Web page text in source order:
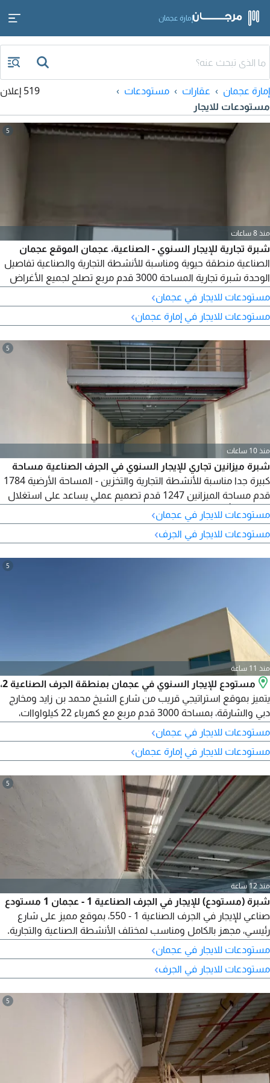
إمارة عجمان
إمارة عجمان عقارات
مستودعات
مستودعات للايجار
519 إعلان
5
منذ 8 ساعات
شبرة تجارية للإيجار السنوي - الصناعية، عجمان الموقع عجمان
الصناعية منطقة حيوية ومناسبة للأنشطة التجارية والصناعية تفاصيل
الوحدة شبرة تجارية المساحة 3000 قدم مربع تصلح لجميع الأغراض
درهم الدفع 4 الى 6 دفعات التأمين 10% كاش متاحة الآن للتواصل
واتساب اتصال + واتساب 0507104
مستودعات للايجار في عجمان›
مستودعات للايجار في إمارة عجمان›
5
منذ 10 ساعات
شبرة ميزانين تجاري للإيجار السنوي في الجرف الصناعية مساحة
كبيرة جدا مناسبة للأنشطة التجارية والتخزين - المساحة الأرضية 1784
قدم مساحة الميزانين 1247 قدم تصميم عملي يساعد على استغلال
المساحة بأفضل شكل - مناسبة لمختلف الأنشطة التجارية موقع مميز
داخل منطقة الجرف الصناعية وقريب من الطرق الرئيسية مميزات
الموقع منطقة صناعية حيوية وسهلة الوصول - قريبة من المخارج
مستودعات للايجار في عجمان›
مستودعات للايجار في الجرف›
5
منذ 11 ساعة
مستودع للإيجار السنوي في عجمان بمنطقة الجرف الصناعية 2،
يتميز بموقع استراتيجي قريب من شارع الشيخ محمد بن زايد ومخارج
دبي والشارقة، بمساحة 3000 قدم مربع مع كهرباء 22 كيلواواات،
مناسب لمختلف الأنشطة التجارية والتخزين، يوفر سهولة في الوصول
والتنقل، السعر 150000 درهم سنويا، الدفع 4 دفعات، التأمين 20000
شيك
مستودعات للايجار في عجمان›
مستودعات للايجار في إمارة عجمان›
5
منذ 12 ساعة
شبرة (مستودع) للإيجار في الجرف الصناعية 1 - عجمان 1 مستودع
صناعي للإيجار في الجرف الصناعية 1 - 550، بموقع مميز على شارع
رئيسي، مجهز بالكامل ومناسب لمختلف الأنشطة الصناعية والتجارية.
مربع - ميزانين 7625 قدم مربع - على شارع رئيسي - مكاتب ادارية -
حمامات مميزات العقار مجهز بالكامل
مستودعات للايجار في عجمان›
مستودعات للايجار في الجرف›
5